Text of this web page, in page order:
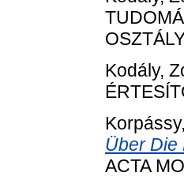
Kodály,
Über Die
ACTA